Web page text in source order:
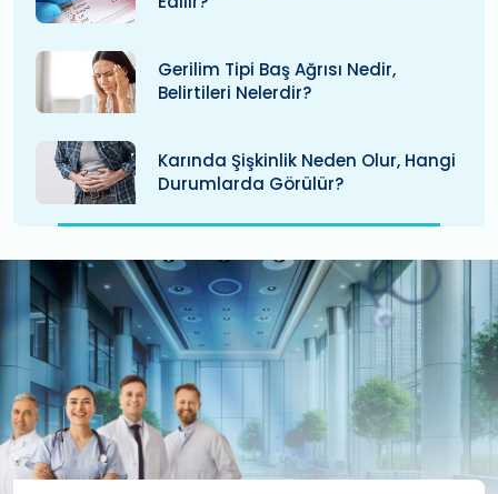
Gerilim Tipi Baş Ağrısı Nedir,
Belirtileri Nelerdir?
Karında Şişkinlik Neden Olur, Hangi
Durumlarda Görülür?